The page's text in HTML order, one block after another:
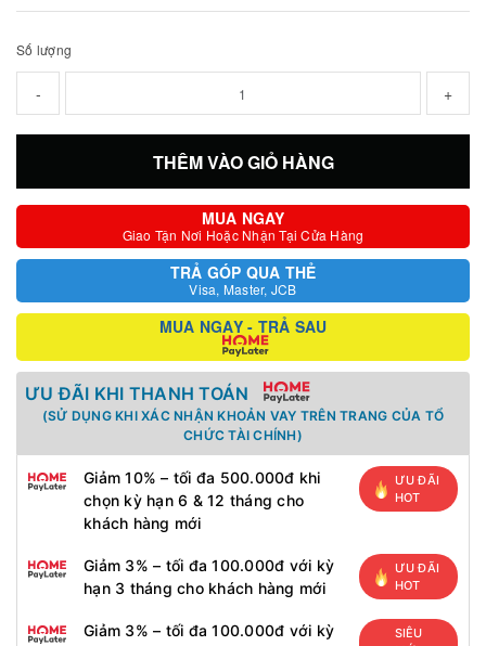
Số lượng
- +
THÊM VÀO GIỎ HÀNG
MUA NGAY
Giao Tận Nơi Hoặc Nhận Tại Cửa Hàng
TRẢ GÓP QUA THẺ
Visa, Master, JCB
MUA NGAY - TRẢ SAU
ƯU ĐÃI KHI THANH TOÁN
(SỬ DỤNG KHI XÁC NHẬN KHOẢN VAY TRÊN TRANG CỦA TỔ
CHỨC TÀI CHÍNH)
Giảm 10% – tối đa 500.000đ khi
chọn kỳ hạn 6 & 12 tháng cho
khách hàng mới
ƯU ĐÃI
HOT
Giảm 3% – tối đa 100.000đ với kỳ
hạn 3 tháng cho khách hàng mới
ƯU ĐÃI
HOT
Giảm 3% – tối đa 100.000đ với kỳ
SIÊU